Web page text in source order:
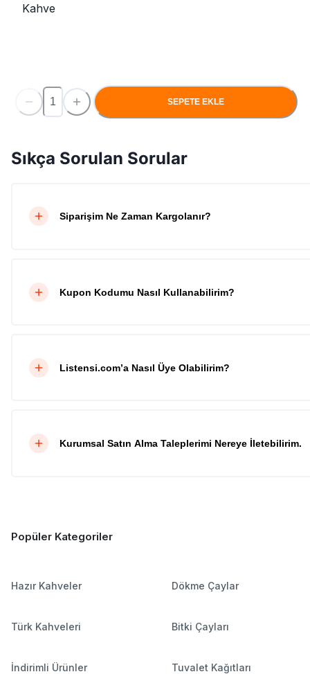
Kahve
SEPETE EKLE
Sıkça Sorulan Sorular
Siparişim Ne Zaman Kargolanır?
Kupon Kodumu Nasıl Kullanabilirim?
Listensi.com’a Nasıl Üye Olabilirim?
Kurumsal Satın Alma Taleplerimi Nereye İletebilirim.
Popüler Kategoriler
Hazır Kahveler Dökme Çaylar
Türk Kahveleri Bitki Çayları
İndirimli Ürünler Tuvalet Kağıtları